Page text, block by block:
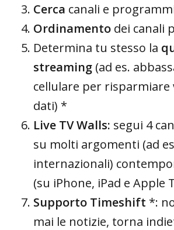
Cerca canali e
Ordinamentodei canali
Determina tu stesso la
streaming(ad es.
cellulare per risparmiare
dati) *
Live TV Walls: segui 4
su molti argomenti (ad
internazionali)
(su iPhone, iPad e Apple
Supporto Timeshift *:
mai le notizie, torna